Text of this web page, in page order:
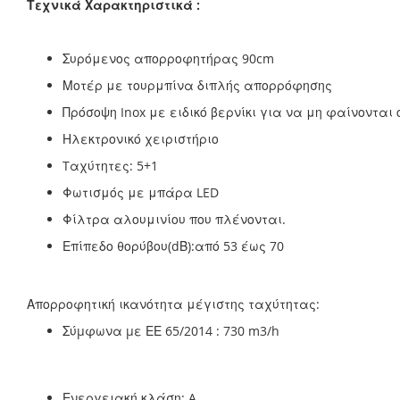
Τεχνικά Χαρακτηριστικά :
Συρόμενος απορροφητήρας 90cm
Μοτέρ με τουρμπίνα διπλής απορρόφησης
Πρόσοψη Inox με ειδικό βερνίκι για να μη φαίνονται
Ηλεκτρονικό χειριστήριο
Tαχύτητες: 5+1
Φωτισμός με μπάρα LED
Φίλτρα αλουμινίου που πλένονται.
Επίπεδο θορύβου(dΒ):από 53 έως 70
Απορροφητική ικανότητα μέγιστης ταχύτητας:
Σύµφωνα µε ΕΕ 65/2014 : 730 m3/h